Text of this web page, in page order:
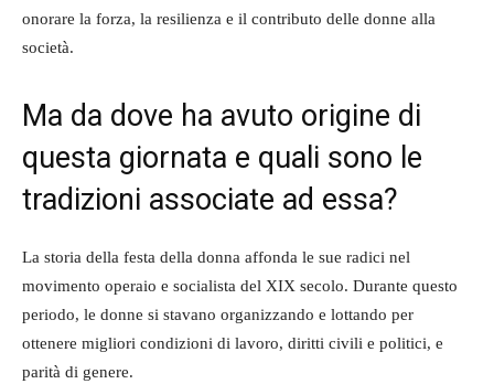
onorare la forza, la resilienza e il contributo delle donne alla
società.
Ma da dove ha avuto origine di
questa giornata e quali sono le
tradizioni associate ad essa?
La storia della festa della donna affonda le sue radici nel
movimento operaio e socialista del XIX secolo. Durante questo
periodo, le donne si stavano organizzando e lottando per
ottenere migliori condizioni di lavoro, diritti civili e politici, e
parità di genere.